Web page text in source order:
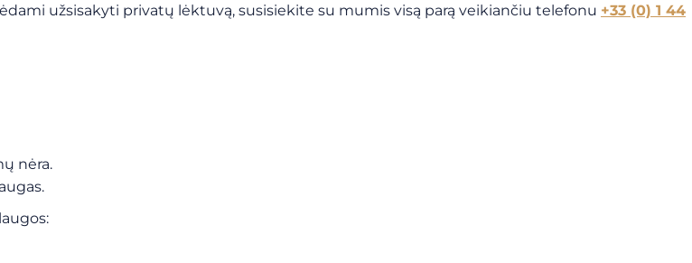
užsisakyti privatų lėktuvą, susisiekite su mumis visą parą veikiančiu telefonu +33 (0) 1 44
nėra.